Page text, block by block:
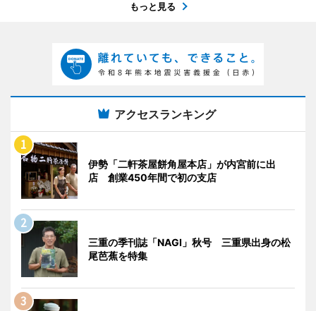
もっと見る
アクセスランキング
伊勢「二軒茶屋餅角屋本店」が内宮前に出
店 創業450年間で初の支店
三重の季刊誌「NAGI」秋号 三重県出身の松
尾芭蕉を特集